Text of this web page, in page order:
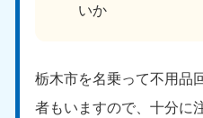
いか
栃木市を名乗って不用品
者もいますので、十分に